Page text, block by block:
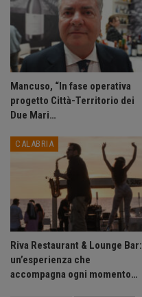
Mancuso, “In fase operativa
progetto Città-Territorio dei
Due Mari…
CALABRIA
Riva Restaurant & Lounge Bar:
un’esperienza che
accompagna ogni momento…